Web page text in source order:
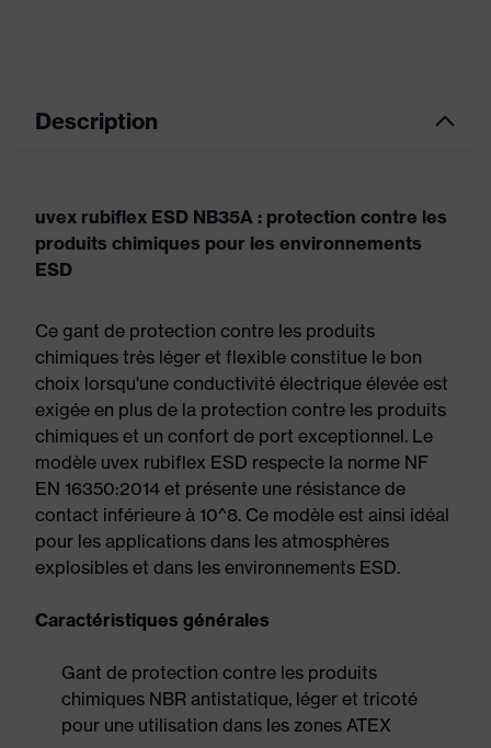
Description
uvex rubiflex ESD NB35A : protection contre les
produits chimiques pour les environnements
ESD
Ce gant de protection contre les produits
chimiques très léger et flexible constitue le bon
choix lorsqu'une conductivité électrique élevée est
exigée en plus de la protection contre les produits
chimiques et un confort de port exceptionnel. Le
modèle uvex rubiflex ESD respecte la norme NF
EN 16350:2014 et présente une résistance de
contact inférieure à 10^8. Ce modèle est ainsi idéal
pour les applications dans les atmosphères
explosibles et dans les environnements ESD.
Caractéristiques générales
Gant de protection contre les produits
chimiques NBR antistatique, léger et tricoté
pour une utilisation dans les zones ATEX